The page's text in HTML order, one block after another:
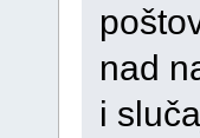
nad
i